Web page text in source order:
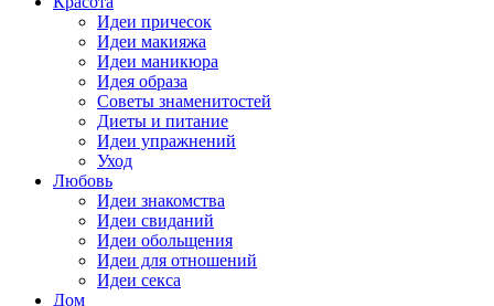
Идеи причесок
Идеи макияжа
Идеи маникюра
Идея образа
Советы знаменитостей
Диеты и питание
Идеи упражнений
Уход
Любовь
Идеи знакомства
Идеи свиданий
Идеи обольщения
Идеи для отношений
Идеи секса
Дом